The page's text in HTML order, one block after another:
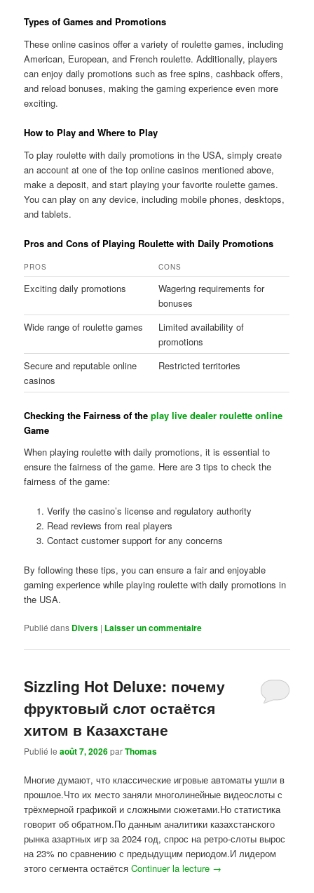
Types of Games and Promotions
These online casinos offer a variety of roulette games, including
American, European, and French roulette. Additionally, players
can enjoy daily promotions such as free spins, cashback offers,
and reload bonuses, making the gaming experience even more
exciting.
How to Play and Where to Play
To play roulette with daily promotions in the USA, simply create
an account at one of the top online casinos mentioned above,
make a deposit, and start playing your favorite roulette games.
You can play on any device, including mobile phones, desktops,
and tablets.
Pros and Cons of Playing Roulette with Daily Promotions
PROS CONS
Exciting daily promotions
Wagering requirements for
bonuses
Wide range of roulette games
Limited availability of
promotions
Secure and reputable online
casinos
Restricted territories
Checking the Fairness of theplay live dealer roulette online
Game
When playing roulette with daily promotions, it is essential to
ensure the fairness of the game. Here are 3 tips to check the
fairness of the game:
Verify the casino’s license and regulatory authority
Read reviews from real players
Contact customer support for any concerns
By following these tips, you can ensure a fair and enjoyable
gaming experience while playing roulette with daily promotions in
the USA.
Publié dans Divers | Laisser un commentaire
Sizzling Hot Deluxe: почему
фруктовый слот остаётся
хитом в Казахстане
Publié leaoût 7, 2026parThomas
Многие думают, что классические игровые автоматы ушли в
прошлое.Что их место заняли многолинейные видеослоты с
трёхмерной графикой и сложными сюжетами.Но статистика
говорит об обратном.По данным аналитики казахстанского
рынка азартных игр за 2024 год, спрос на ретро-слоты вырос
на 23% по сравнению с предыдущим периодом.И лидером
этого сегмента остаётсяContinuer la lecture →